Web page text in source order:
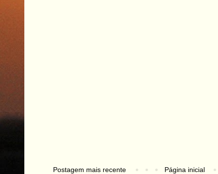
Postagem mais recente Página inicial